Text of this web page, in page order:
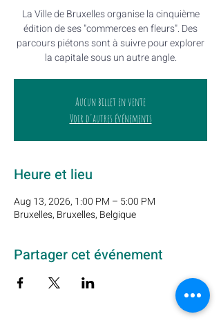
La Ville de Bruxelles organise la cinquième
édition de ses "commerces en fleurs". Des
parcours piétons sont à suivre pour explorer
la capitale sous un autre angle.
Aucun billet en vente
Voir d'autres événements
Heure et lieu
Aug 13, 2026, 1:00 PM – 5:00 PM
Bruxelles, Bruxelles, Belgique
Partager cet événement